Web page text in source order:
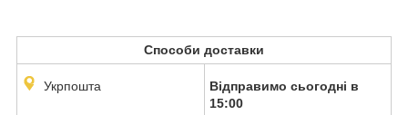
Способи доставки
Укрпошта
Відправимо сьогодні в
15:00